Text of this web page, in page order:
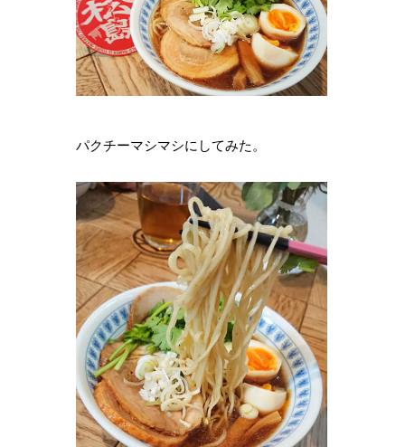
パクチーマシマシにしてみた。